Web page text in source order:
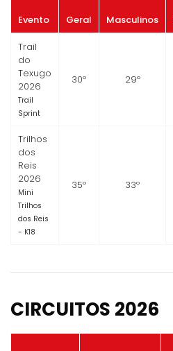
Evento Geral Masculinos
Trail
do
Texugo
2026
Trail
Sprint
30º 29º
Trilhos
dos
Reis
2026
Mini
Trilhos
dos Reis
- K18
35º 33º
CIRCUITOS 2026